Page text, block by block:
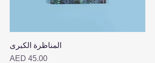
المناظرة الكبرى
Price
AED 45.00